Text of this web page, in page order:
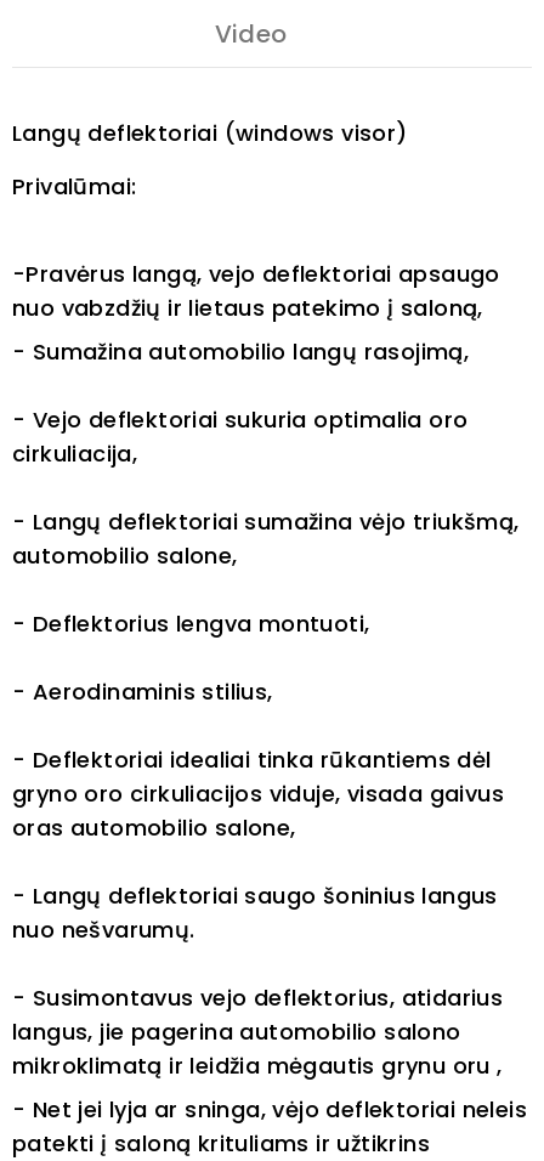
Video
Langų deflektoriai (windows visor)
Privalūmai:
-Pravėrus langą, vejo deflektoriai apsaugo
nuo vabzdžių ir lietaus patekimo į saloną,
- Sumažina automobilio langų rasojimą,
- Vejo deflektoriai sukuria optimalia oro
cirkuliacija,
- Langų deflektoriai sumažina vėjo triukšmą,
automobilio salone,
- Deflektorius lengva montuoti,
- Aerodinaminis stilius,
- Deflektoriai idealiai tinka rūkantiems dėl
gryno oro cirkuliacijos viduje, visada gaivus
oras automobilio salone,
- Langų deflektoriai saugo šoninius langus
nuo nešvarumų.
- Susimontavus vejo deflektorius, atidarius
langus, jie pagerina automobilio salono
mikroklimatą ir leidžia mėgautis grynu oru ,
- Net jei lyja ar sninga, vėjo deflektoriai neleis
patekti į saloną krituliams ir užtikrins